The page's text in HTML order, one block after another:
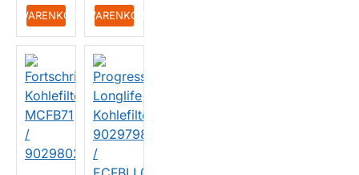
+ WARENKORB+ WARENKORB